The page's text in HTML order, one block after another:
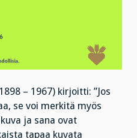
– 1967) kirjoitti: ”Jos
se voi merkitä myös
ja sana ovat
tapaa kuvata